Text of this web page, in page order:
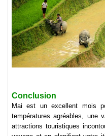
Conclusion
Mai est un excellent mois
températures agréables, une
attractions touristiques